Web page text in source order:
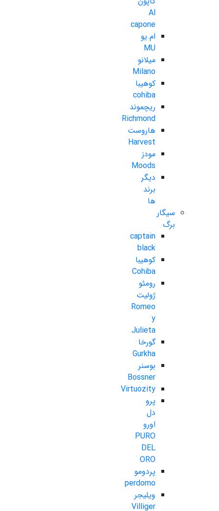
Al
capone
ام.یو
MU
میلانو
Milano
کوهیبا
cohiba
ریچموند
Richmond
هاروست
Harvest
مودز
Moods
دیگر
برند
ها
سیگار
برگ
captain
black
کوهیبا
Cohiba
رومئو
ژولیت
Romeo
y
Julieta
گورخا
Gurkha
بوسنر
Bossner
Virtuozity
پرو
دل
اورو
PURO
DEL
ORO
پردومو
perdomo
ویلیجر
Villiger